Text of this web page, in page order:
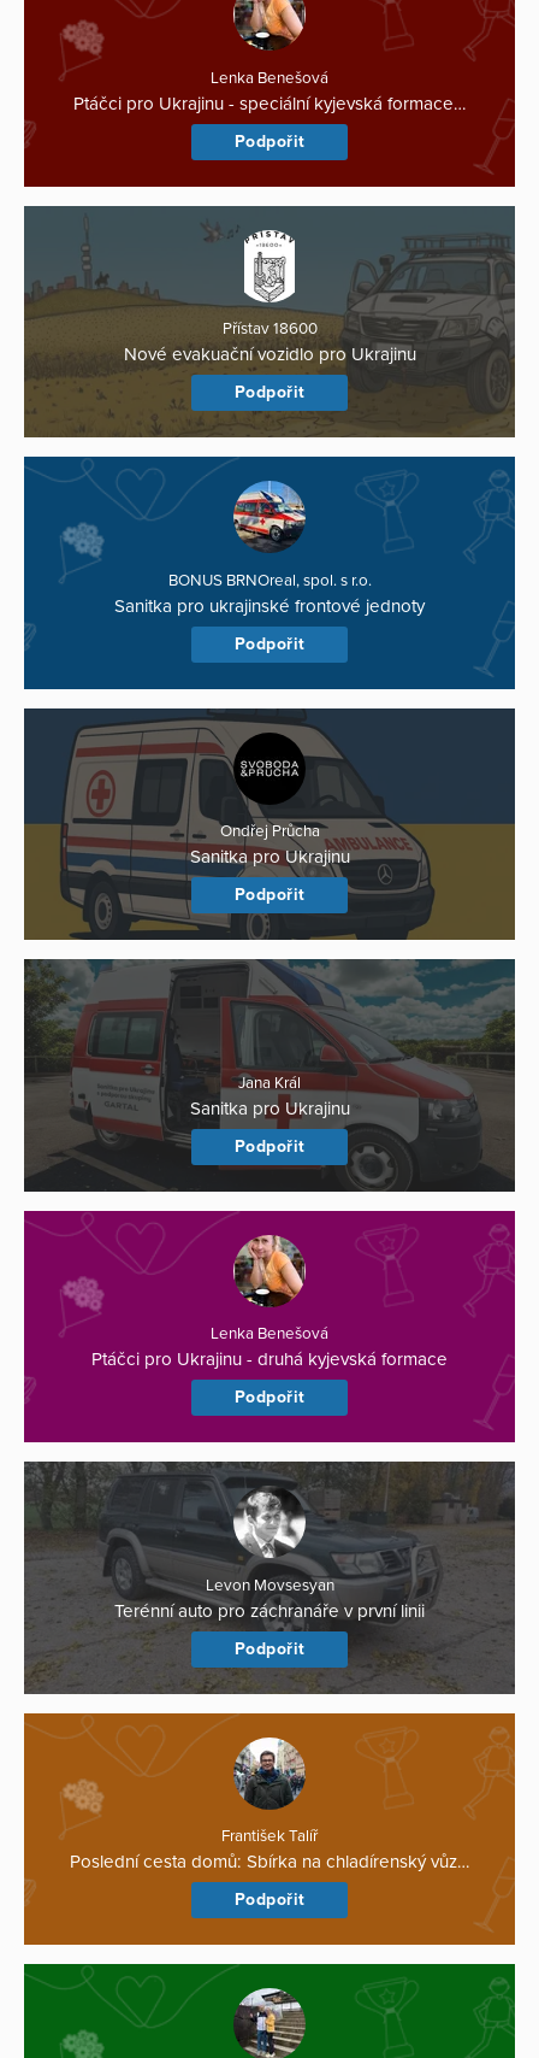
Lenka Benešová
Ptáčci pro Ukrajinu - speciální kyjevská formace…
Podpořit
Přístav 18600
Nové evakuační vozidlo pro Ukrajinu
Podpořit
BONUS BRNOreal, spol. s r.o.
Sanitka pro ukrajinské frontové jednoty
Podpořit
Ondřej Průcha
Sanitka pro Ukrajinu
Podpořit
Jana Král
Sanitka pro Ukrajinu
Podpořit
Lenka Benešová
Ptáčci pro Ukrajinu - druhá kyjevská formace
Podpořit
Levon Movsesyan
Terénní auto pro záchranáře v první linii
Podpořit
František Talíř
Poslední cesta domů: Sbírka na chladírenský vůz…
Podpořit